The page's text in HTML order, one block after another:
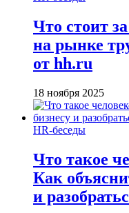
Что стоит
на рынке
от hh.ru
18 ноября 2025
HR-беседы
Что такое
Как
и